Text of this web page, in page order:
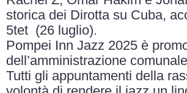
storica dei Dirotta su Cuba,
5tet (26 luglio).
Pompei Inn Jazz 2025 è
dell’amministrazione
Tutti gli appuntamenti della